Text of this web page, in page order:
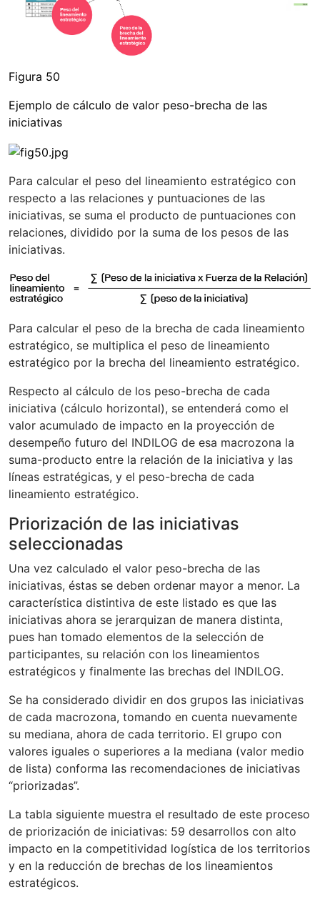
Figura 50
Ejemplo de cálculo de valor peso-brecha de las
iniciativas
Para calcular el peso del lineamiento estratégico con
respecto a las relaciones y puntuaciones de las
iniciativas, se suma el producto de puntuaciones con
relaciones, dividido por la suma de los pesos de las
iniciativas.
Para calcular el peso de la brecha de cada lineamiento
estratégico, se multiplica el peso de lineamiento
estratégico por la brecha del lineamiento estratégico.
Respecto al cálculo de los peso-brecha de cada
iniciativa (cálculo horizontal), se entenderá como el
valor acumulado de impacto en la proyección de
desempeño futuro del INDILOG de esa macrozona la
suma-producto entre la relación de la iniciativa y las
líneas estratégicas, y el peso-brecha de cada
lineamiento estratégico.
Priorización de las iniciativas
seleccionadas
Una vez calculado el valor peso-brecha de las
iniciativas, éstas se deben ordenar mayor a menor. La
característica distintiva de este listado es que las
iniciativas ahora se jerarquizan de manera distinta,
pues han tomado elementos de la selección de
participantes, su relación con los lineamientos
estratégicos y finalmente las brechas del INDILOG.
Se ha considerado dividir en dos grupos las iniciativas
de cada macrozona, tomando en cuenta nuevamente
su mediana, ahora de cada territorio. El grupo con
valores iguales o superiores a la mediana (valor medio
de lista) conforma las recomendaciones de iniciativas
“priorizadas”.
La tabla siguiente muestra el resultado de este proceso
de priorización de iniciativas: 59 desarrollos con alto
impacto en la competitividad logística de los territorios
y en la reducción de brechas de los lineamientos
estratégicos.